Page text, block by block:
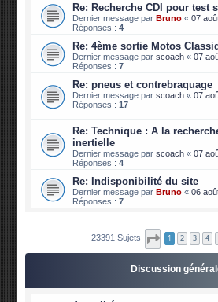
Re: Recherche CDI pour test
Dernier message parBruno «07
Réponses :4
Re: 4ème sortie Motos
Dernier message parscoach «07
Réponses :7
Re: pneus et contrebraquage
Dernier message parscoach «07
Réponses :17
Re: Technique : A la
inertielle
Dernier message parscoach «07
Réponses :4
Re: Indisponibilité du site
Dernier message parBruno «06
Réponses :7
23391 Sujets Page 1sur2340
1 2 3 4
Discussion